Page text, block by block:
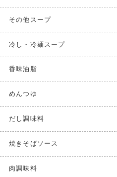
その他スープ
冷し・冷麺スープ
香味油脂
めんつゆ
だし調味料
焼きそばソース
肉調味料